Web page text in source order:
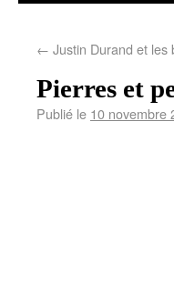
← Justin Durand et les
Pierres et
Publié le 10 novembre